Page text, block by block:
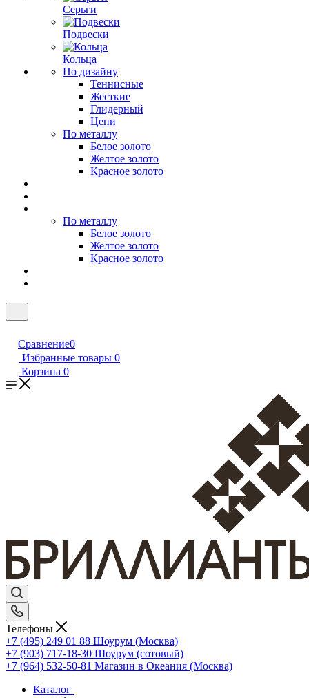
Серьги
Подвески
Кольца
По дизайну
Теннисные
Жесткие
Глидерный
Цепи
По металлу
Белое золото
Желтое золото
Красное золото
По металлу
Белое золото
Желтое золото
Красное золото
Сравнение0
Избранные товары 0
Корзина 0
Телефоны
+7 (495) 249 01 88 Шоурум (Москва)
+7 (903) 717-18-30 Шоурум (сотовый)
+7 (964) 532-50-81 Магазин в Океания (Москва)
Каталог